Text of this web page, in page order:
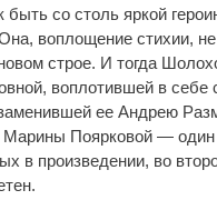
быть со столь яркой
воплощение стихии,
строе. И тогда
воплотившей в себе
ее Андрею
Марины Поярковой —
в произведении, во